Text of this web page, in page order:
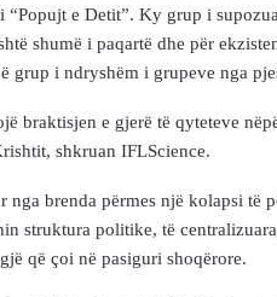
e Detit”. Ky grup i
shumë i paqartë dhe për
i ndryshëm i grupeve nga
braktisjen e gjerë të qyteteve
shkruan IFLScience.
brenda përmes një kolapsi të
struktura politike, të
që çoi në pasiguri shoqërore.